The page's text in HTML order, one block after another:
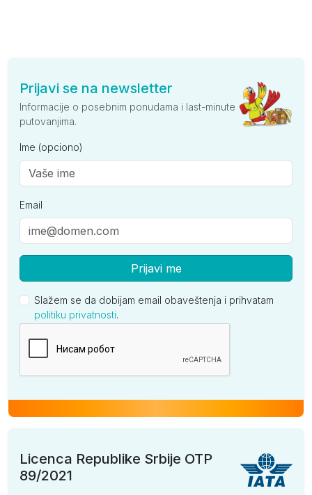
Prijavi se na newsletter
Informacije o posebnim ponudama i last-minute
putovanjima.
Ime (opciono)
Email
Prijavi me
Slažem se da dobijam email obaveštenja i prihvatam
politiku privatnosti.
Licenca Republike Srbije OTP
89/2021